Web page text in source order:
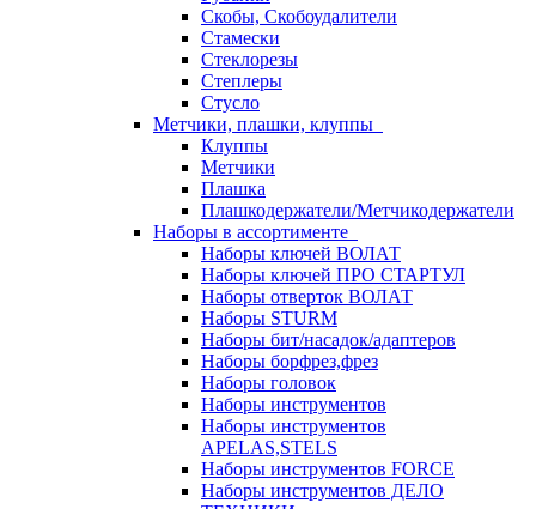
Скобы, Скобоудалители
Стамески
Стеклорезы
Степлеры
Стусло
Метчики, плашки, клуппы
Клуппы
Метчики
Плашка
Плашкодержатели/Метчикодержатели
Наборы в ассортименте
Наборы ключей ВОЛАТ
Наборы ключей ПРО СТАРТУЛ
Наборы отверток ВОЛАТ
Наборы STURM
Наборы бит/насадок/адаптеров
Наборы борфрез,фрез
Наборы головок
Наборы инструментов
Наборы инструментов
APELAS,STELS
Наборы инструментов FORCE
Наборы инструментов ДЕЛО